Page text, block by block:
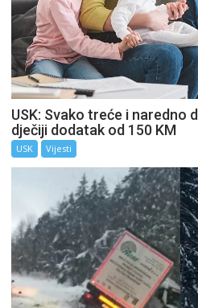
USK: Svako treće i naredno
dječiji dodatak od 150 KM
USK Vijesti